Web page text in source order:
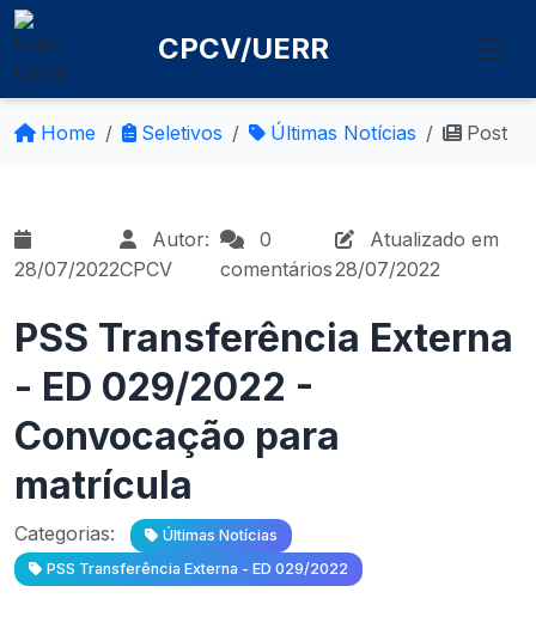
CPCV/UERR
Home Seletivos Últimas Notícias Post
28/07/2022
Autor:
CPCV
0
comentários
Atualizado em
28/07/2022
PSS Transferência Externa
- ED 029/2022 -
Convocação para
matrícula
Categorias:
Últimas Notícias
PSS Transferência Externa - ED 029/2022